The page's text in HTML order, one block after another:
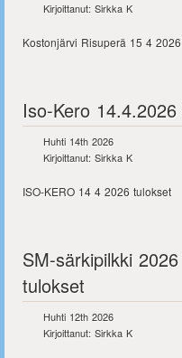
Kirjoittanut: Sirkka K
Kostonjärvi Risuperä 15 4
Iso-Kero
Huhti 14th 2026
Kirjoittanut: Sirkka K
ISO-KERO 14 4 2026 tulokset
SM-särkipilkki
tulokset
Huhti 12th 2026
Kirjoittanut: Sirkka K